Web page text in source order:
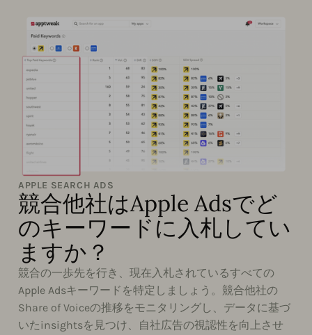
APPLE SEARCH ADS
競合他社はApple Adsでど
のキーワードに入札してい
ますか？
競合の一歩先を行き、現在入札されているすべての
Apple Adsキーワードを特定しましょう。競合他社の
Share of Voiceの推移をモニタリングし、データに基づ
いたinsightsを見つけ、自社広告の視認性を向上させ